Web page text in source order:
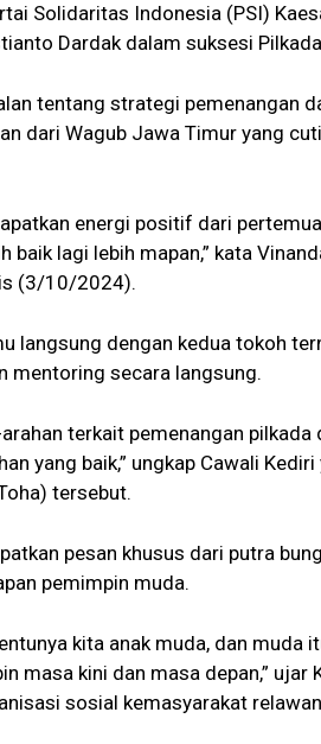
Solidaritas Indonesia (PSI)
Dardak dalam suksesi
tentang strategi pemenangan
dari Wagub Jawa Timur yang
energi positif dari
baik lagi lebih mapan,” kata
(3/10/2024).
langsung dengan kedua tokoh
mentoring secara langsung.
terkait pemenangan
yang baik,” ungkap Cawali
tersebut.
pesan khusus dari putra
pemimpin muda.
kita anak muda, dan muda
masa kini dan masa depan,” ujar
sosial kemasyarakat